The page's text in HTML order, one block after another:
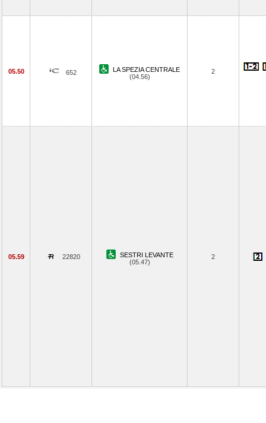
05.50 652
LA SPEZIA CENTRALE
(04.56)
2
05.59 22820
SESTRI LEVANTE
(05.47)
2